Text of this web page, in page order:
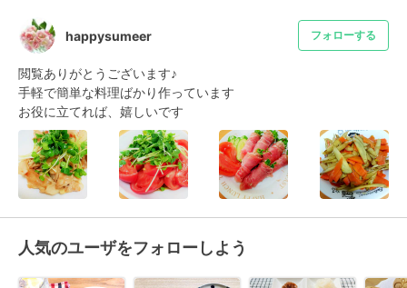
happysumeer フォローする
閲覧ありがとうございます♪
手軽で簡単な料理ばかり作っています
お役に立てれば、嬉しいです
人気のユーザをフォローしよう